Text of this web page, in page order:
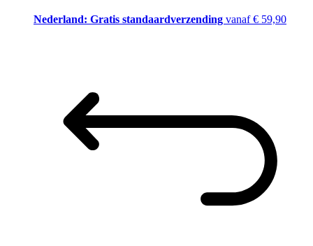
Nederland: Gratis standaardverzending vanaf € 59,90